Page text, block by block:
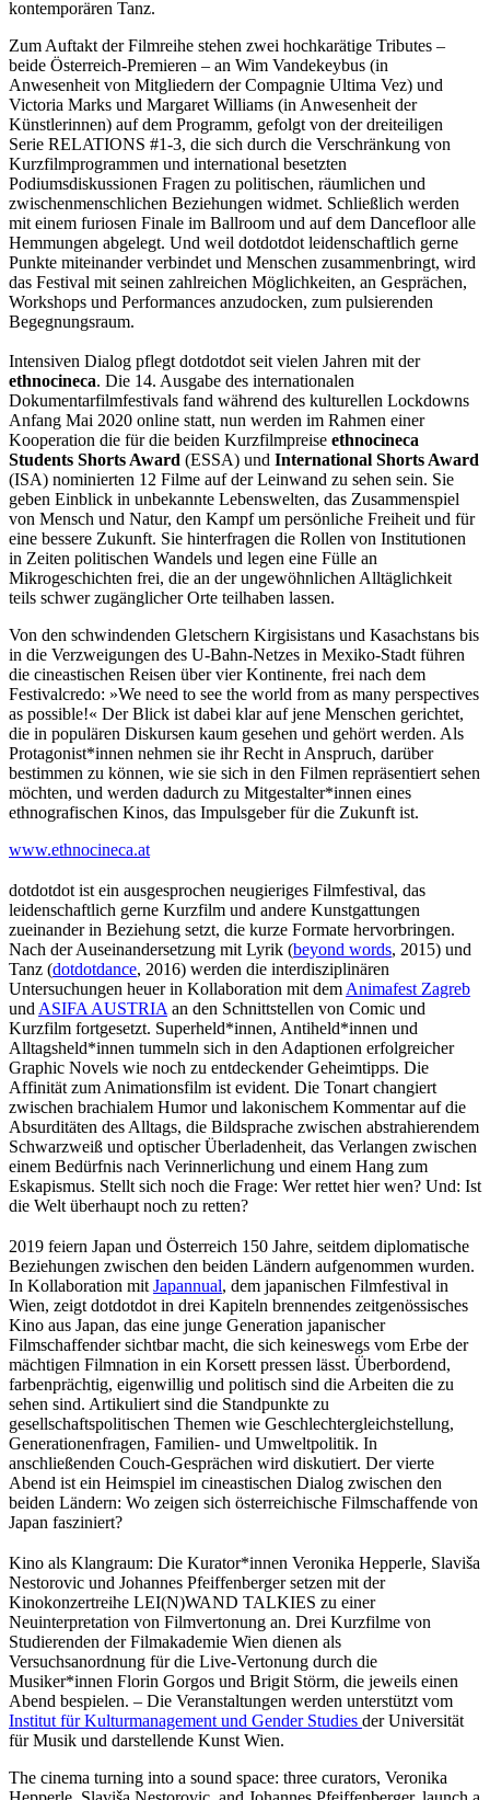
kontemporären Tanz.
Zum Auftakt der Filmreihe stehen zwei hochkarätige Tributes –
beide Österreich-Premieren – an Wim Vandekeybus (in
Anwesenheit von Mitgliedern der Compagnie Ultima Vez) und
Victoria Marks und Margaret Williams (in Anwesenheit der
Künstlerinnen) auf dem Programm, gefolgt von der dreiteiligen
Serie RELATIONS #1-3, die sich durch die Verschränkung von
Kurzfilmprogrammen und international besetzten
Podiumsdiskussionen Fragen zu politischen, räumlichen und
zwischenmenschlichen Beziehungen widmet. Schließlich werden
mit einem furiosen Finale im Ballroom und auf dem Dancefloor alle
Hemmungen abgelegt. Und weil dotdotdot leidenschaftlich gerne
Punkte miteinander verbindet und Menschen zusammenbringt, wird
das Festival mit seinen zahlreichen Möglichkeiten, an Gesprächen,
Workshops und Performances anzudocken, zum pulsierenden
Begegnungsraum.
Intensiven Dialog pflegt dotdotdot seit vielen Jahren mit der
ethnocineca. Die 14. Ausgabe des internationalen
Dokumentarfilmfestivals fand während des kulturellen Lockdowns
Anfang Mai 2020 online statt, nun werden im Rahmen einer
Kooperation die für die beiden Kurzfilmpreise ethnocineca
Students Shorts Award (ESSA) und International Shorts Award
(ISA) nominierten 12 Filme auf der Leinwand zu sehen sein. Sie
geben Einblick in unbekannte Lebenswelten, das Zusammenspiel
von Mensch und Natur, den Kampf um persönliche Freiheit und für
eine bessere Zukunft. Sie hinterfragen die Rollen von Institutionen
in Zeiten politischen Wandels und legen eine Fülle an
Mikrogeschichten frei, die an der ungewöhnlichen Alltäglichkeit
teils schwer zugänglicher Orte teilhaben lassen.
Von den schwindenden Gletschern Kirgisistans und Kasachstans bis
in die Verzweigungen des U-Bahn-Netzes in Mexiko-Stadt führen
die cineastischen Reisen über vier Kontinente, frei nach dem
Festivalcredo: »We need to see the world from as many perspectives
as possible!« Der Blick ist dabei klar auf jene Menschen gerichtet,
die in populären Diskursen kaum gesehen und gehört werden. Als
Protagonist*innen nehmen sie ihr Recht in Anspruch, darüber
bestimmen zu können, wie sie sich in den Filmen repräsentiert sehen
möchten, und werden dadurch zu Mitgestalter*innen eines
ethnografischen Kinos, das Impulsgeber für die Zukunft ist.
www.ethnocineca.at
dotdotdot ist ein ausgesprochen neugieriges Filmfestival, das
leidenschaftlich gerne Kurzfilm und andere Kunstgattungen
zueinander in Beziehung setzt, die kurze Formate hervorbringen.
Nach der Auseinandersetzung mit Lyrik (beyond words, 2015) und
Tanz (dotdotdance, 2016) werden die interdisziplinären
Untersuchungen heuer in Kollaboration mit dem Animafest Zagreb
und ASIFA AUSTRIA an den Schnittstellen von Comic und
Kurzfilm fortgesetzt. Superheld*innen, Antiheld*innen und
Alltagsheld*innen tummeln sich in den Adaptionen erfolgreicher
Graphic Novels wie noch zu entdeckender Geheimtipps. Die
Affinität zum Animationsfilm ist evident. Die Tonart changiert
zwischen brachialem Humor und lakonischem Kommentar auf die
Absurditäten des Alltags, die Bildsprache zwischen abstrahierendem
Schwarzweiß und optischer Überladenheit, das Verlangen zwischen
einem Bedürfnis nach Verinnerlichung und einem Hang zum
Eskapismus. Stellt sich noch die Frage: Wer rettet hier wen? Und: Ist
die Welt überhaupt noch zu retten?
2019 feiern Japan und Österreich 150 Jahre, seitdem diplomatische
Beziehungen zwischen den beiden Ländern aufgenommen wurden.
In Kollaboration mit Japannual, dem japanischen Filmfestival in
Wien, zeigt dotdotdot in drei Kapiteln brennendes zeitgenössisches
Kino aus Japan, das eine junge Generation japanischer
Filmschaffender sichtbar macht, die sich keineswegs vom Erbe der
mächtigen Filmnation in ein Korsett pressen lässt. Überbordend,
farbenprächtig, eigenwillig und politisch sind die Arbeiten die zu
sehen sind. Artikuliert sind die Standpunkte zu
gesellschaftspolitischen Themen wie Geschlechtergleichstellung,
Generationenfragen, Familien- und Umweltpolitik. In
anschließenden Couch-Gesprächen wird diskutiert. Der vierte
Abend ist ein Heimspiel im cineastischen Dialog zwischen den
beiden Ländern: Wo zeigen sich österreichische Filmschaffende von
Japan fasziniert?
Kino als Klangraum: Die Kurator*innen Veronika Hepperle, Slaviša
Nestorovic und Johannes Pfeiffenberger setzen mit der
Kinokonzertreihe LEI(N)WAND TALKIES zu einer
Neuinterpretation von Filmvertonung an. Drei Kurzfilme von
Studierenden der Filmakademie Wien dienen als
Versuchsanordnung für die Live-Vertonung durch die
Musiker*innen Florin Gorgos und Brigit Störm, die jeweils einen
Abend bespielen. – Die Veranstaltungen werden unterstützt vom
Institut für Kulturmanagement und Gender Studies der Universität
für Musik und darstellende Kunst Wien.
The cinema turning into a sound space: three curators, Veronika